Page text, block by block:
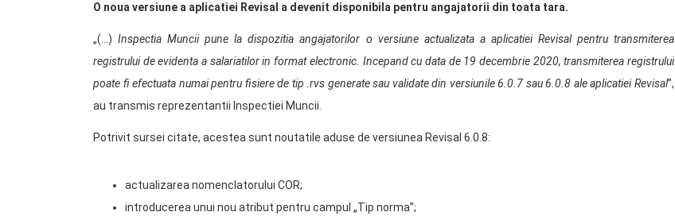
O noua versiune a aplicatiei Revisal a devenit disponibila pentru angajatorii din toata tara.
„(…)Inspectia Muncii pune la dispozitia angajatorilor o versiune actualizata a aplicatiei Revisal pentru transmiterea
registrului de evidenta a salariatilor in format electronic. Incepand cu data de 19 decembrie 2020, transmiterea registrului
poate fi efectuata numai pentru fisiere de tip .rvs generate sau validate din versiunile 6.0.7 sau 6.0.8 ale aplicatiei Revisal”,
au transmis reprezentantii Inspectiei Muncii.
Potrivit sursei citate, acestea sunt noutatile aduse de versiunea Revisal 6.0.8:
actualizarea nomenclatorului COR;
introducerea unui nou atribut pentru campul „Tip norma”;